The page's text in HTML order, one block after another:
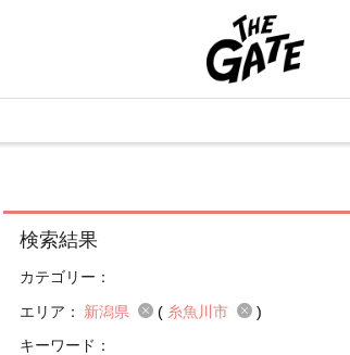
検索結果
カテゴリー：
エリア：
新潟県 ( 糸魚川市
)
キーワード：